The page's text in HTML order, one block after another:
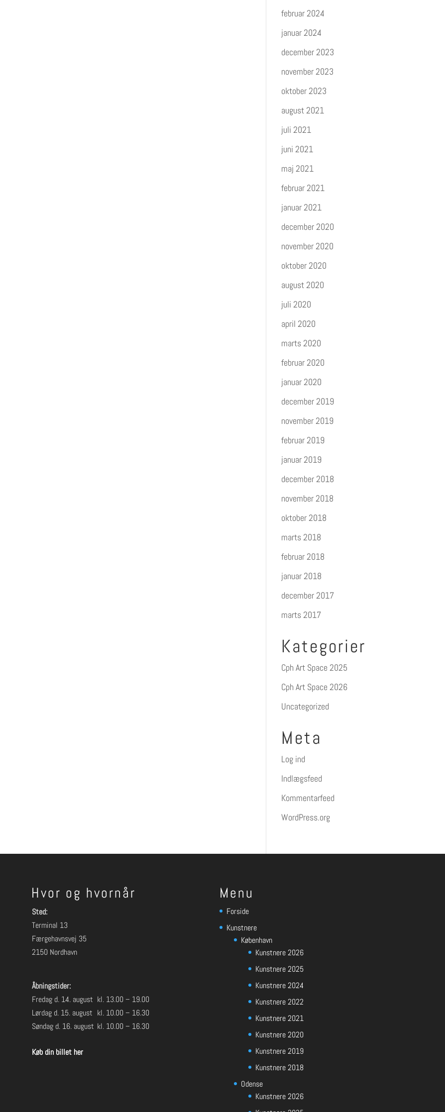
februar 2024
januar 2024
december 2023
november 2023
oktober 2023
august 2021
juli 2021
juni 2021
maj 2021
februar 2021
januar 2021
december 2020
november 2020
oktober 2020
august 2020
juli 2020
april 2020
marts 2020
februar 2020
januar 2020
december 2019
november 2019
februar 2019
januar 2019
december 2018
november 2018
oktober 2018
marts 2018
februar 2018
januar 2018
december 2017
marts 2017
Kategorier
Cph Art Space 2025
Cph Art Space 2026
Uncategorized
Meta
Log ind
Indlægsfeed
Kommentarfeed
WordPress.org
Hvor og hvornår
Sted:
Terminal 13
Færgehavnsvej 35
2150 Nordhavn
Åbningstider:
Fredag d. 14. august kl. 13.00 – 19.00
Lørdag d. 15. august kl. 10.00 – 16.30
Søndag d. 16. august kl. 10.00 – 16.30
Køb din billet her
Menu
Forside
Kunstnere
København
Kunstnere 2026
Kunstnere 2025
Kunstnere 2024
Kunstnere 2022
Kunstnere 2021
Kunstnere 2020
Kunstnere 2019
Kunstnere 2018
Odense
Kunstnere 2026